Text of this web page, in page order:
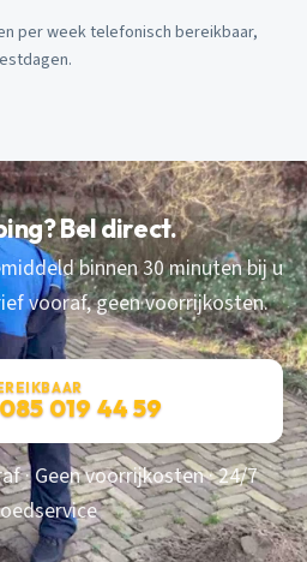
per week telefonisch bereikbaar,
Bel direct.
binnen 30 minuten bij u
vooraf, geen voorrijkosten.
019 44 59
· Geen voorrijkosten · 24/7